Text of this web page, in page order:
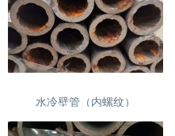
水冷壁管（内螺纹）
壁管） 15CrMoG